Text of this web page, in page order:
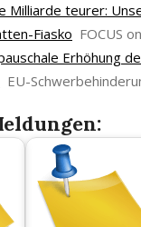
Milliarde teurer:
Fiasko FOCUS
Erhöhung
EU-